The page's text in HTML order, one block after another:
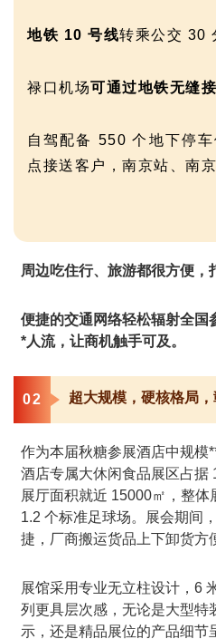
地铁 10 号线转乘公交 30
禄口机场可通过地铁无缝
自驾配备 550 个地下停
点接送客户，南京站、南
周边吃住行、旅游都很方便，
便捷的交通网络轻松辐射全国
*人流，让商机触手可及。
02 超大规模，硬核格局
作为本届秋糖参展酒店中规模
酒店专属大休闲食品展区占据
展厅面积就近 15000㎡，整
1.2 个标准足球场。展会期间
捷，厂商搬运货品上下卸货方
展馆采用专业无立柱设计，6
列更具层次感，无论是大型特
示，还是精品展位的产品细节